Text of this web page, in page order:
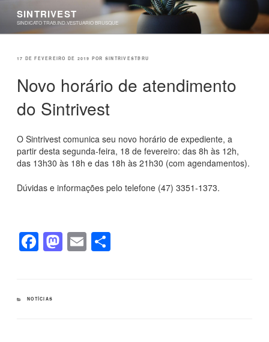
Pular
SINTRIVEST
SINDICATO TRAB.IND.VESTUARIO BRUSQUE
PUBLICADO
17 DE FEVEREIRO DE 2019 POR SINTRIVESTBRU
Novo horário de atendimento
do Sintrivest
O Sintrivest comunica seu novo horário de expediente, a
partir desta segunda-feira, 18 de fevereiro: das 8h às 12h,
das 13h30 às 18h e das 18h às 21h30 (com agendamentos).
Dúvidas e informações pelo telefone (47) 3351-1373.
F
a
e
M
a
E
m
CATEGORIAS
NOTÍCIAS